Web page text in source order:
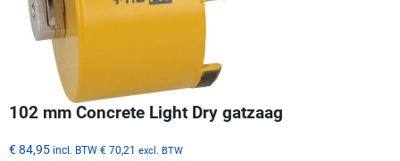
102 mm Concrete Light Dry gatzaag
€ 84,95 incl. BTW € 70,21 excl. BTW